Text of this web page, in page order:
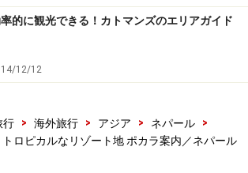
乗りウォーターサイクルでの湖上サイ
るようになりました。インストラクタ
ボードに乗り、オールで湖面をパドリ
スタンドアップパドルSUP」はバランス
います。
的に観光できる！カトマンズのエリアガイド
12/12
行 > 海外旅行 > アジア > ネパール
>
トロピカルなリゾート地 ポカラ案内／ネパール